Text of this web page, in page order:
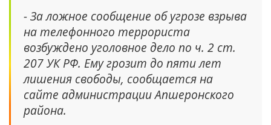
- За ложное сообщение об угрозе взрыва
на телефонного террориста
возбуждено уголовное дело по ч. 2 ст.
207 УК РФ. Ему грозит до пяти лет
лишения свободы, сообщается на
сайте администрации Апшеронского
района.